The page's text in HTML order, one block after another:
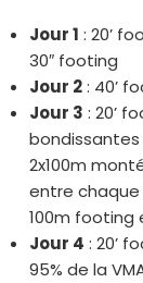
Jour 1 : 20’
30″ footing
Jour 2: 40’
Jour 3 : 20’
2x100m
entre chaque
100m footing
Jour 4 : 20’
95% de la